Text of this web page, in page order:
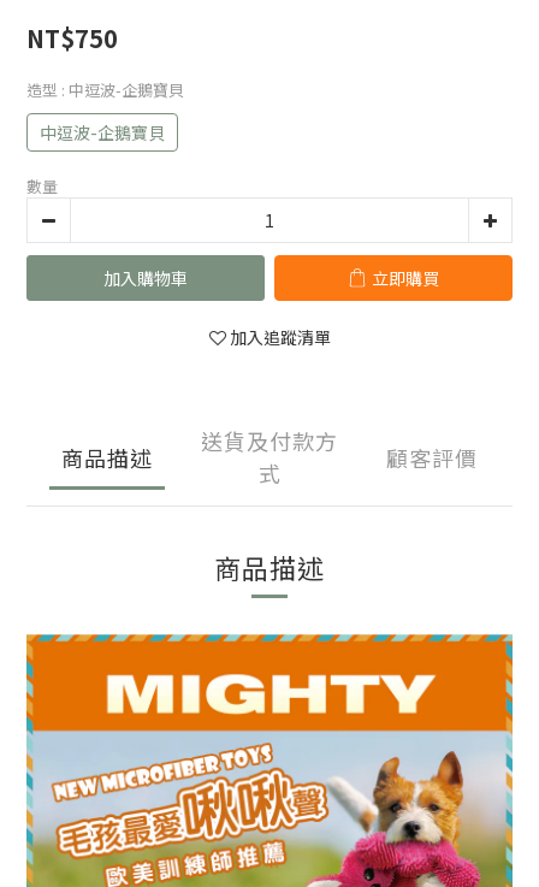
NT$750
造型 : 中逗波-企鵝寶貝
中逗波-企鵝寶貝
數量
加入購物車 立即購買
加入追蹤清單
商品描述
送貨及付款方
式
顧客評價
商品描述